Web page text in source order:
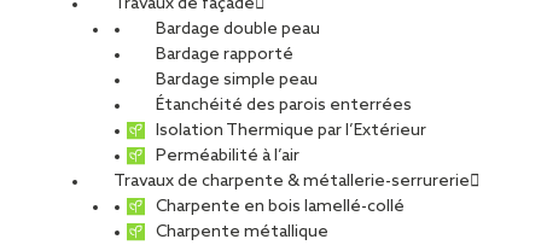
Travaux de façade
Bardage double peau
Bardage rapporté
Bardage simple peau
Étanchéité des parois enterrées
Isolation Thermique par l’Extérieur
Perméabilité à l’air
Travaux de charpente & métallerie-serrurerie
Charpente en bois lamellé-collé
Charpente métallique